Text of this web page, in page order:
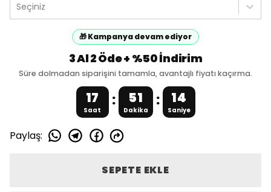
Seçiniz
🎁 Kampanya devam ediyor
3 Al 2 Öde + %50 İndirim
Süre dolmadan siparişini tamamla, avantajlı fiyatı kaçırma.
17
Saat
: 51
Dakika
: 13
Saniye
Paylaş:
SEPETE EKLE